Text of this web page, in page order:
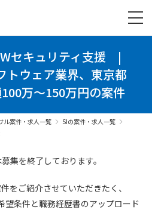
セキュリティ支援 |
トウェア業界、東京都
万～150万円の案件
ル案件・求人一覧
SIの案件・求人一覧
集を終了しております。
をご紹介させていただきたく、
望条件と職務経歴書のアップロード